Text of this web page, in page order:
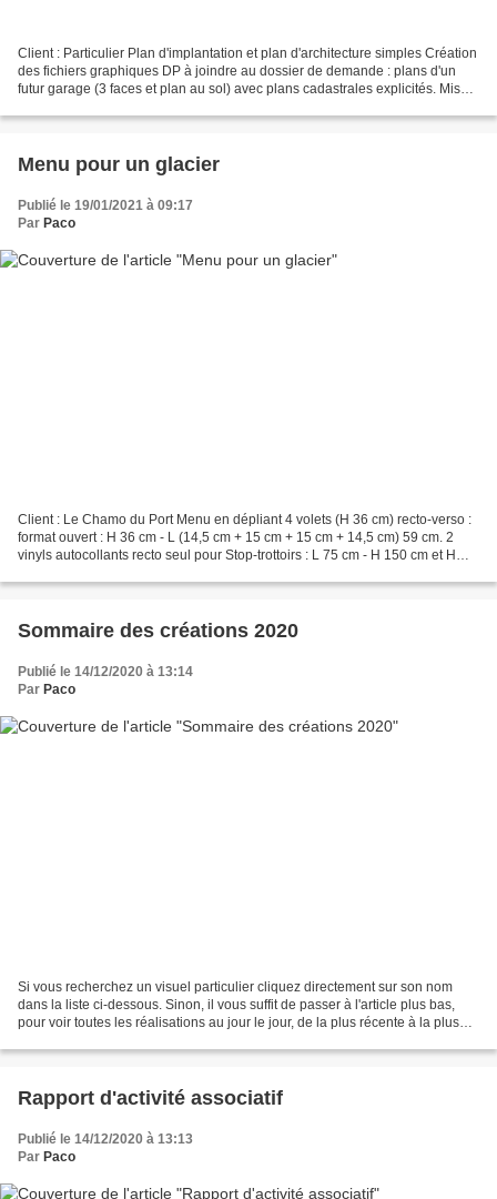
Client : Particulier Plan d'implantation et plan d'architecture simples Création
des fichiers graphiques DP à joindre au dossier de demande : plans d'un
futur garage (3 faces et plan au sol) avec plans cadastrales explicités. Mise
Menu pour un glacier
Publié le 19/01/2021 à 09:17
Par Paco
Client : Le Chamo du Port Menu en dépliant 4 volets (H 36 cm) recto-verso :
format ouvert : H 36 cm - L (14,5 cm + 15 cm + 15 cm + 14,5 cm) 59 cm. 2
vinyls autocollants recto seul pour Stop-trottoirs : L 75 cm - H 150 cm et H
Sommaire des créations 2020
Publié le 14/12/2020 à 13:14
Par Paco
Si vous recherchez un visuel particulier cliquez directement sur son nom
dans la liste ci-dessous. Sinon, il vous suffit de passer à l'article plus bas,
pour voir toutes les réalisations au jour le jour, de la plus récente à la plus
Rapport d'activité associatif
Publié le 14/12/2020 à 13:13
Par Paco